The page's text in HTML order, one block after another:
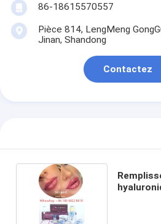
86-18615570557
Pièce 814, LengMeng
Jinan, Shandong
Contactez